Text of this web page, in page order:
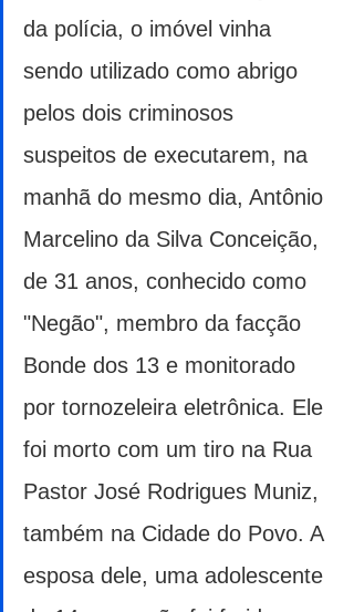
da polícia, o imóvel vinha
sendo utilizado como abrigo
pelos dois criminosos
suspeitos de executarem, na
manhã do mesmo dia, Antônio
Marcelino da Silva Conceição,
de 31 anos, conhecido como
"Negão", membro da facção
Bonde dos 13 e monitorado
por tornozeleira eletrônica. Ele
foi morto com um tiro na Rua
Pastor José Rodrigues Muniz,
também na Cidade do Povo. A
esposa dele, uma adolescente